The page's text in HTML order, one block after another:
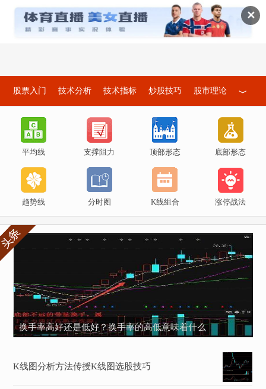
✕
股票入门 技术分析 技术指标 炒股技巧 股市理论
价值投资 股票学习 看盘技巧 跟庄技巧 炒股技巧
选股技巧 买入技巧 短线技巧 炒股经验 投资策略
波段操作 卖出技巧 涨停研究 黑马捕捉 追涨技巧
﹀
平均线 支撑阻力 顶部形态 底部形态
趋势线 分时图 K线组合 涨停战法
换手率高好还是低好？换手率的高低意味着什么
K线图分析方法传授K线图选股技巧